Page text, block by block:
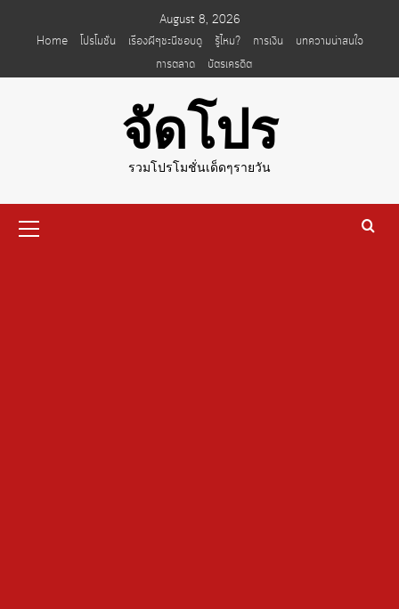
August 8, 2026
Home
โปรโมชั่น เรื่องผีๆชะนีชอบดู รู้ไหม? การเงิน
บทความน่าสนใจ
การตลาด
บัตรเครดิต
จัดโปร
รวมโปรโมชั่นเด็ดๆรายวัน
Menu